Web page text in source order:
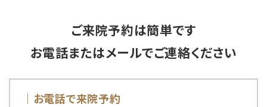
ご来院予約は簡単です
お電話またはメールでご連絡ください
｜ お電話で来院予約